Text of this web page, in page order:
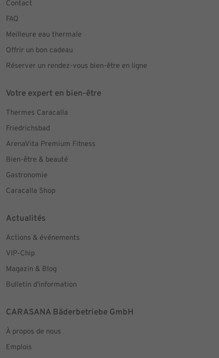
Contact
FAQ
Meilleure eau thermale
Offrir un bon cadeau
Réserver un rendez-vous bien-être en ligne
Votre expert en bien-être
Thermes Caracalla
Friedrichsbad
ArenaVita Premium Fitness
Bien-être & beauté
Gastronomie
Caracalla Shop
Actualités
Actions & événements
VIP-Chip
Magazin & Blog
Bulletin d'information
CARASANA Bäderbetriebe GmbH
À propos de nous
Emplois